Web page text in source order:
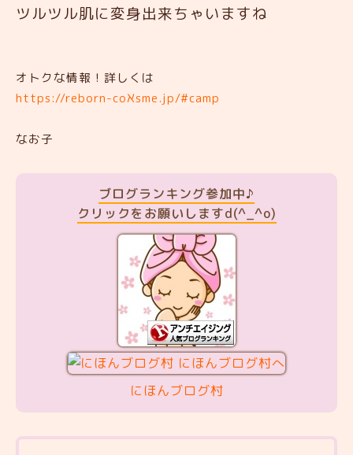
ツルツル肌に変身出来ちゃいますね
オトクな情報！詳しくは
https://reborn-coℵsme.jp/#camp
なお子
ブログランキング参加中♪
クリックをお願いしますd(^_^o)
にほんブログ村